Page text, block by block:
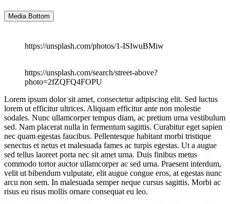
Media Bottom
https://unsplash.com/photos/1-ISIwuBMiw
https://unsplash.com/search/street-above?
photo=2fZQFQ4FOPU
Lorem ipsum dolor sit amet, consectetur adipiscing elit. Sed luctus
lorem ut efficitur ultrices. Aliquam efficitur ante non molestie
sodales. Nunc ullamcorper tempus diam, ac pretium urna vestibulum
sed. Nam placerat nulla in fermentum sagittis. Curabitur eget sapien
nec quam egestas faucibus. Pellentesque habitant morbi tristique
senectus et netus et malesuada fames ac turpis egestas. Ut a augue
sed tellus laoreet porta nec sit amet urna. Duis finibus metus
commodo tortor auctor ullamcorper ac sed urna. Praesent interdum,
velit ut bibendum vulputate, elit augue congue eros, at egestas nunc
arcu non sem. In malesuada semper neque cursus sagittis. Morbi ac
risus eu risus mollis ornare consequat eu leo.